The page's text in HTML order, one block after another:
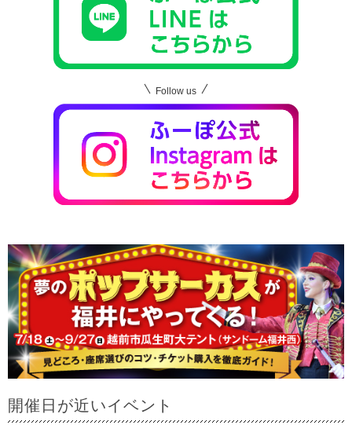
Follow us
開催日が近いイベント